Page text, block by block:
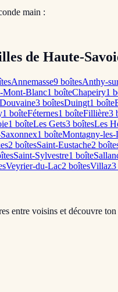
main :
de Haute-
sAnnemasse9 boîtesAnthy-
Mont-Blanc1 boîteChapeiry1
Douvaine3 boîtesDuingt1 boîte
1 boîteFéternes1 boîteFillière3
1 boîteLes Gets3 boîtesLes
1 boîteMontagny-les-
2 boîtesSaint-Eustache2 boîte
sSaint-Sylvestre1 boîte
sVeyrier-du-Lac2 boîtesVillaz3
entre voisins et découvre